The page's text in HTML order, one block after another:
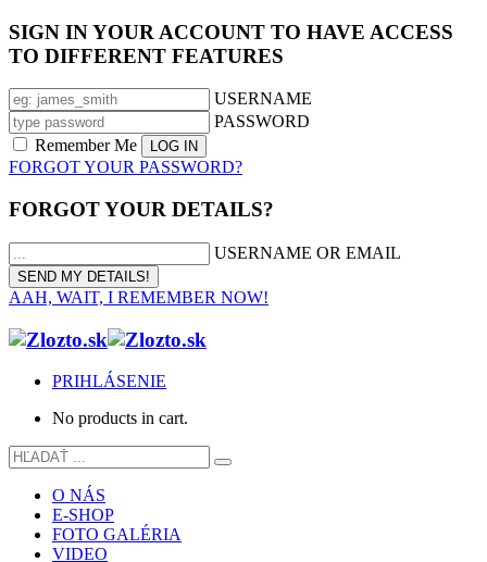
SIGN IN YOUR ACCOUNT TO HAVE ACCESS
TO DIFFERENT FEATURES
USERNAME
PASSWORD
Remember Me
FORGOT YOUR PASSWORD?
FORGOT YOUR DETAILS?
USERNAME OR EMAIL
AAH, WAIT, I REMEMBER NOW!
PRIHLÁSENIE
No products in cart.
O NÁS
E-SHOP
FOTO GALÉRIA
VIDEO